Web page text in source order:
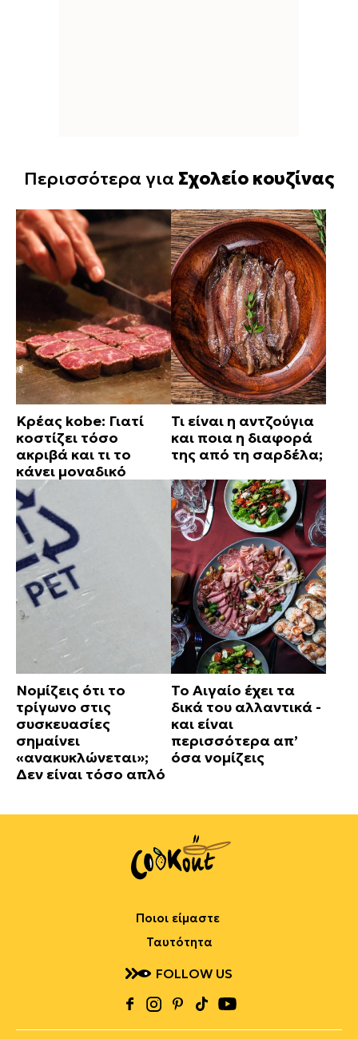
Περισσότερα για Σχολείο κουζίνας
Κρέας kobe: Γιατί
κοστίζει τόσο
ακριβά και τι το
κάνει μοναδικό
Τι είναι η αντζούγια
και ποια η διαφορά
της από τη σαρδέλα;
Νομίζεις ότι το
τρίγωνο στις
συσκευασίες
σημαίνει
«ανακυκλώνεται»;
Δεν είναι τόσο απλό
Το Αιγαίο έχει τα
δικά του αλλαντικά -
και είναι
περισσότερα απ’
όσα νομίζεις
Ποιοι είμαστε
Ταυτότητα
FOLLOW US